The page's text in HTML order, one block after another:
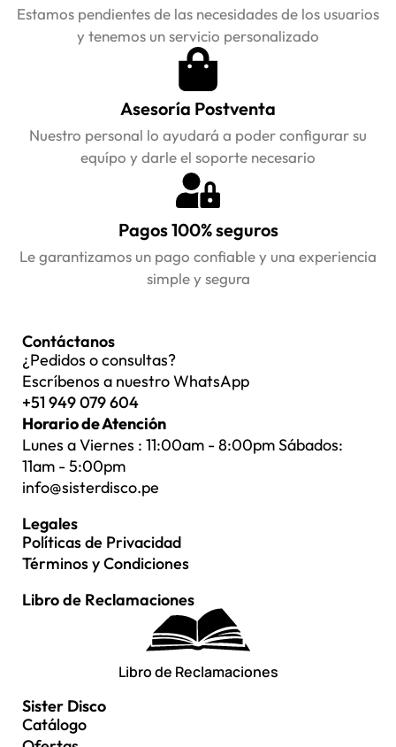
Estamos pendientes de las necesidades de los usuarios
y tenemos un servicio personalizado
Asesoría Postventa
Nuestro personal lo ayudará a poder configurar su
equípo y darle el soporte necesario
Pagos 100% seguros
Le garantizamos un pago confiable y una experiencia
simple y segura
Contáctanos
¿Pedidos o consultas?
Escríbenos a nuestro WhatsApp
+51 949 079 604
Horario de Atención
Lunes a Viernes : 11:00am - 8:00pm Sábados:
11am - 5:00pm
info@sisterdisco.pe
Legales
Políticas de Privacidad
Términos y Condiciones
Libro de Reclamaciones
Libro de Reclamaciones
Sister Disco
Catálogo